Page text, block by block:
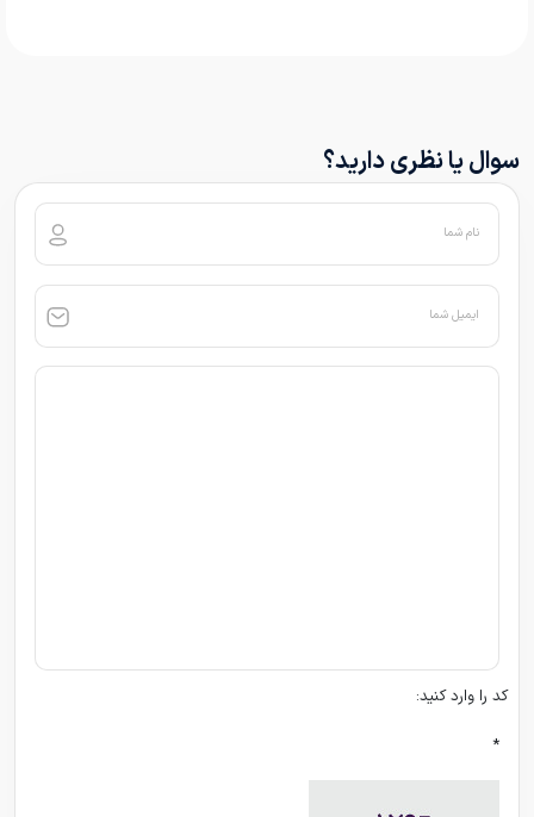
سوال یا نظری دارید؟
نام شما
ایمیل شما
کد را وارد کنید:
*